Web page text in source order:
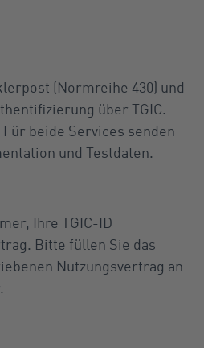
(Normreihe 430) und
über TGIC.
beide Services senden
und Testdaten.
Ihre TGIC-ID
Bitte füllen Sie das
Nutzungsvertrag an